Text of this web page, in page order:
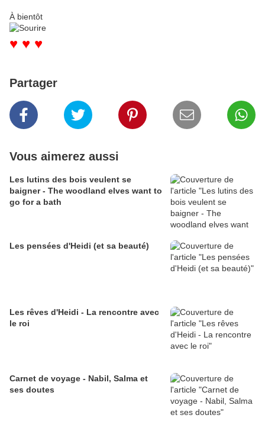
À bientôt
♥ ♥ ♥
Partager
Vous aimerez aussi
Les lutins des bois veulent se
baigner - The woodland elves want to
go for a bath
Les pensées d'Heidi (et sa beauté)
Les rêves d'Heidi - La rencontre avec
le roi
Carnet de voyage - Nabil, Salma et
ses doutes